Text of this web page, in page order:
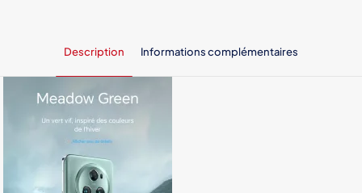
Description Informations complémentaires